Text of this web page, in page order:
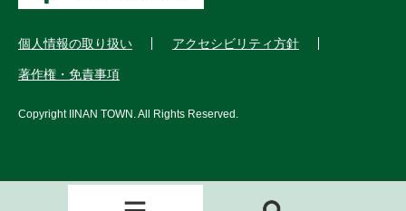
個人情報の取り扱い アクセシビリティ方針
著作権・免責事項
Copyright IINAN TOWN . All Rights Reserved.